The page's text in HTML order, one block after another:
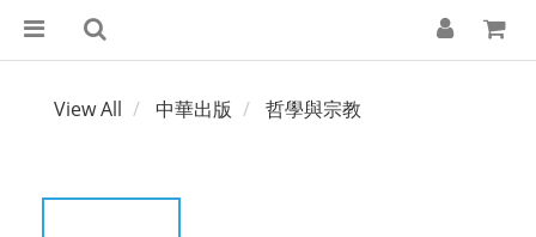
View All 中華出版 哲學與宗教